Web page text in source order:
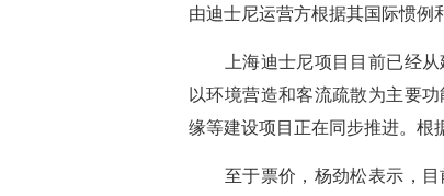
由迪士尼运营方根据其国际惯例
上海迪士尼项目目前已经从
以环境营造和客流疏散为主要
缘等建设项目正在同步推进。根
至于票价，杨劲松表示，目